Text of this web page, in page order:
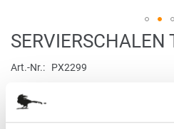
Zum
Anfang
der
springen
SERVIERSCHALEN
Art.-Nr.
PX2299